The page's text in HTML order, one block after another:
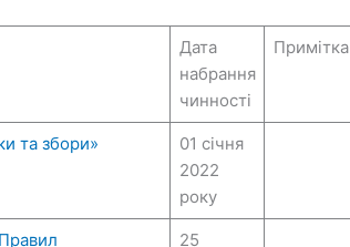
Дата
набрання
чинності
Примітка
та збори»
01 січня
2022
року
25